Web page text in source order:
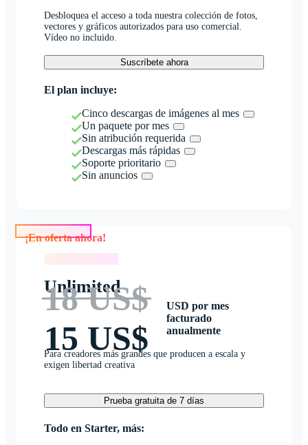
Desbloquea el acceso a toda nuestra colección de fotos,
vectores y gráficos autorizados para uso comercial.
Vídeo no incluido.
Suscríbete ahora
El plan incluye:
Cinco descargas de imágenes al mes
Un paquete por mes
Sin atribución requerida
Descargas más rápidas
Soporte prioritario
Sin anuncios
Unlimited
18 US$
15 US$
USD por mes
facturado
anualmente
Para creadores más grandes que producen a escala y
exigen libertad creativa
Prueba gratuita de 7 días
Todo en Starter, más: